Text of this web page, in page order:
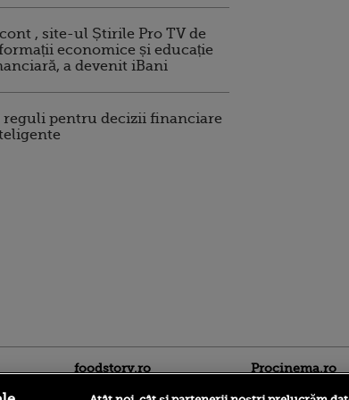
, site-ul Știrile Pro TV de
economice și educație
a devenit iBani
reguli pentru decizii financiare
foodstory.ro Procinema.ro